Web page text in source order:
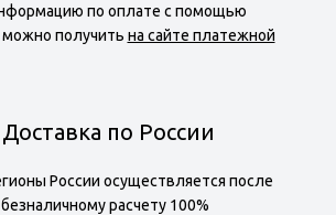
по оплате с помощью
получить на сайте платежной
по России
России осуществляется после
расчету 100%